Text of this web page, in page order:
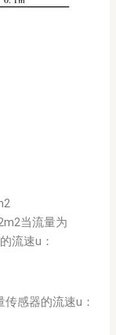
当流量为
流速u：
感器的流速u：